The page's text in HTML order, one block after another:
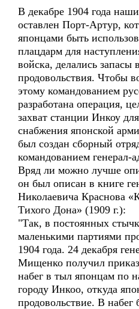
В декабре 1904 года
оставлен Порт-Артур,
японцами быть
плацдарм для
войска, делались запасы
продовольствия. Чтобы
этому командованием
разработана операция,
захват станции Инкоу
снабжения японской
был создан сборный
командованием
Вряд ли можно лучше
он был описан в книге
Николаевича Краснова
Тихого Дона» (1909 г.):
"Так, в постоянных
маленькими партиями
1904 года. 24 декабря
Мищенко получил
набег в тыл японцам по
городу Инкоо, откуда
продовольствие. В набег